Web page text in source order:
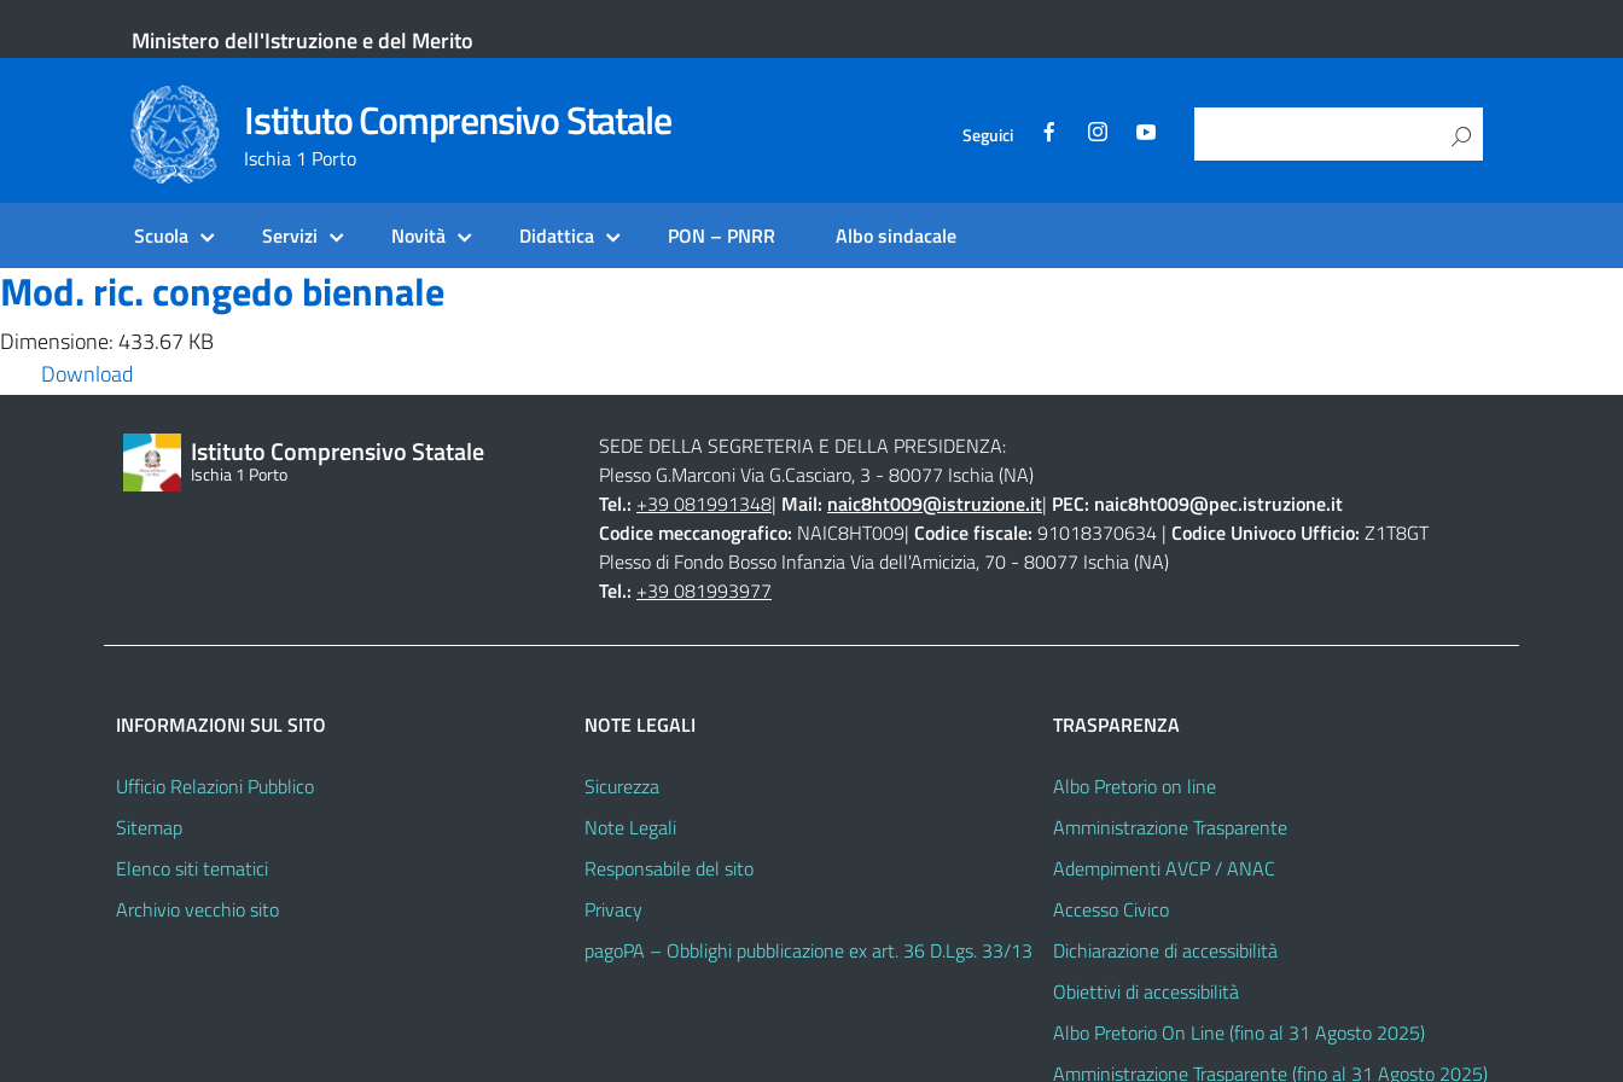
Ministero dell'Istruzione e del Merito
Istituto Comprensivo Statale
Ischia 1 Porto
Seguici
Scuola Servizi Novità Didattica PON – PNRR Albo sindacale
Mod. ric. congedo biennale
Dimensione: 433.67 KB
Download
Istituto Comprensivo Statale
Ischia 1 Porto
SEDE DELLA SEGRETERIA E DELLA PRESIDENZA:
Plesso G.Marconi Via G.Casciaro, 3 - 80077 Ischia (NA)
Tel.: +39 081991348| Mail: naic8ht009@istruzione.it| PEC: naic8ht009@pec.istruzione.it
Codice meccanografico: NAIC8HT009| Codice fiscale: 91018370634 | Codice Univoco Ufficio: Z1T8GT
Plesso di Fondo Bosso Infanzia Via dell'Amicizia, 70 - 80077 Ischia (NA)
Tel.: +39 081993977
INFORMAZIONI SUL SITO
Ufficio Relazioni Pubblico
Sitemap
Elenco siti tematici
Archivio vecchio sito
NOTE LEGALI
Sicurezza
Note Legali
Responsabile del sito
Privacy
pagoPA – Obblighi pubblicazione ex art. 36 D.Lgs. 33/13
TRASPARENZA
Albo Pretorio on line
Amministrazione Trasparente
Adempimenti AVCP / ANAC
Accesso Civico
Dichiarazione di accessibilità
Obiettivi di accessibilità
Albo Pretorio On Line (fino al 31 Agosto 2025)
Amministrazione Trasparente (fino al 31 Agosto 2025)